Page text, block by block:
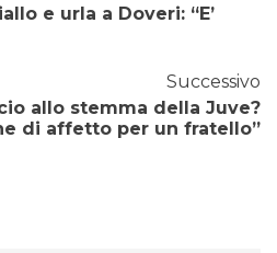
e urla a Doveri: “E’
Successivo
allo stemma della Juve?
di affetto per un fratello”